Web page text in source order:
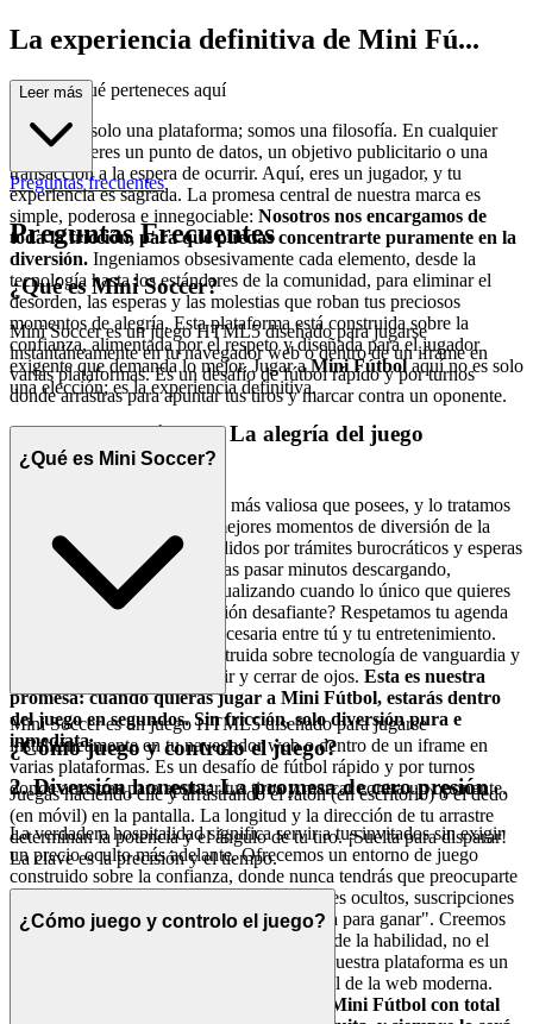
La experiencia definitiva de Mini Fú...
tbol: Por qué perteneces aquí
No somos solo una plataforma; somos una filosofía. En cualquier
otro lugar, eres un punto de datos, un objetivo publicitario o una
transacción a la espera de ocurrir. Aquí, eres un jugador, y tu
experiencia es sagrada. La promesa central de nuestra marca es
simple, poderosa e innegociable: Nosotros nos encargamos de
toda la fricción, para que puedas concentrarte puramente en la
diversión. Ingeniamos obsesivamente cada elemento, desde la
tecnología hasta los estándares de la comunidad, para eliminar el
desorden, las esperas y las molestias que roban tus preciosos
momentos de alegría. Esta plataforma está construida sobre la
confianza, alimentada por el respeto y diseñada para el jugador
exigente que demanda lo mejor. Jugar aMini Fútbolaquí no es solo
una elección; es la experiencia definitiva.
1. Reclama tu tiempo: La alegría del juego
instantáneo
Tu tiempo libre es la moneda más valiosa que posees, y lo tratamos
como tal. Creemos que los mejores momentos de diversión de la
vida no deberían estar precedidos por trámites burocráticos y esperas
obligatorias. ¿Por qué deberías pasar minutos descargando,
instalando, parcheando o actualizando cuando lo único que quieres
es una dosis rápida de diversión desafiante? Respetamos tu agenda
eliminando cada barrera innecesaria entre tú y tu entretenimiento.
Nuestra plataforma está construida sobre tecnología de vanguardia y
ligera que se carga en un abrir y cerrar de ojos. Esta es nuestra
promesa: cuando quieras jugar a Mini Fútbol, estarás dentro
del juego en segundos. Sin fricción, solo diversión pura e
inmediata.
2. Diversión honesta: La promesa de cero presión
La verdadera hospitalidad significa servir a tus invitados sin exigir
un precio oculto más adelante. Ofrecemos un entorno de juego
construido sobre la confianza, donde nunca tendrás que preocuparte
por ser arrastrado a una madriguera de costes ocultos, suscripciones
obligatorias o mecánicas agresivas de "paga para ganar". Creemos
en el entretenimiento honesto, un lugar donde la habilidad, no el
tamaño de la billetera, determina el éxito. Nuestra plataforma es un
santuario de la implacable presión comercial de la web moderna.
Sumérgete en cada nivel y estrategia de Mini Fútbol con total
Leer más
Preguntas frecuentes
Preguntas Frecuentes
¿Qué es Mini Soccer?
Mini Soccer es un juego HTML5 diseñado para jugarse
instantáneamente en tu navegador web o dentro de un iframe en
varias plataformas. Es un desafío de fútbol rápido y por turnos
donde arrastras para apuntar tus tiros y marcar contra un oponente.
¿Qué es Mini Soccer?
Mini Soccer es un juego HTML5 diseñado para jugarse
instantáneamente en tu navegador web o dentro de un iframe en
varias plataformas. Es un desafío de fútbol rápido y por turnos
donde arrastras para apuntar tus tiros y marcar contra un oponente.
¿Cómo juego y controlo el juego?
Juegas haciendo clic y arrastrando el ratón (en escritorio) o el dedo
(en móvil) en la pantalla. La longitud y la dirección de tu arrastre
determinan la potencia y el ángulo de tu tiro. ¡Suelta para disparar!
La clave es la precisión y el tiempo.
¿Cómo juego y controlo el juego?